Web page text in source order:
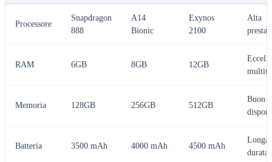
Processore
Snapdragon
888
A14
Bionic
Exynos
2100
Alta
RAM 6GB 8GB 12GB
Memoria 128GB 256GB 512GB
Buon
Batteria 3500 mAh 4000 mAh 4500 mAh
Longa
durata